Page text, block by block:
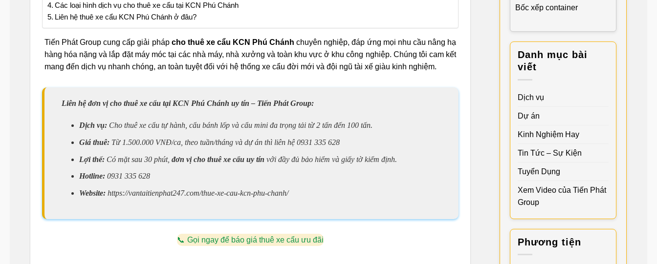
Các loại hình dịch vụ cho thuê xe cẩu tại KCN Phú Chánh
Liên hệ thuê xe cẩu KCN Phú Chánh ở đâu?
Tiến Phát Group cung cấp giải pháp cho thuê xe cẩu KCN Phú Chánh chuyên nghiệp, đáp ứng mọi nhu cầu nâng hạ
hàng hóa nặng và lắp đặt máy móc tại các nhà máy, nhà xưởng và toàn khu vực ở khu công nghiệp. Chúng tôi cam kết
mang đến dịch vụ nhanh chóng, an toàn tuyệt đối với hệ thống xe cẩu đời mới và đội ngũ tài xế giàu kinh nghiệm.
Liên hệ đơn vị cho thuê xe cẩu tại KCN Phú Chánh uy tín – Tiến Phát Group:
Dịch vụ:Cho thuê xe cẩu tự hành, cẩu bánh lốp và cẩu mini đa trọng tải từ 2 tấn đến 100 tấn.
Giá thuê:Từ 1.500.000 VNĐ/ca, theo tuần/tháng và dự án thì liên hệ 0931 335 628
Lợi thế:Có mặt sau 30 phút, đơn vị cho thuê xe cẩu uy tín với đầy đủ bảo hiểm và giấy tờ kiểm định.
Hotline:0931 335 628
Website:https://vantaitienphat247.com/thue-xe-cau-kcn-phu-chanh/
Gọi ngay để báo giá thuê xe cẩu ưu đãi
Bốc xếp container
Danh mục bài
viết
Dịch vụ
Dự án
Kinh Nghiệm Hay
Tin Tức – Sự Kiện
Tuyển Dụng
Xem Video của Tiến Phát
Group
Phương tiện